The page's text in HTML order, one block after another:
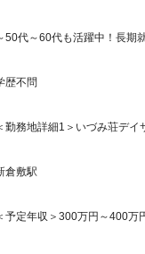
50代～60代も活躍中！長
歴不問
勤務地詳細1＞いづみ荘デ
倉敷駅
予定年収＞300万円～400万